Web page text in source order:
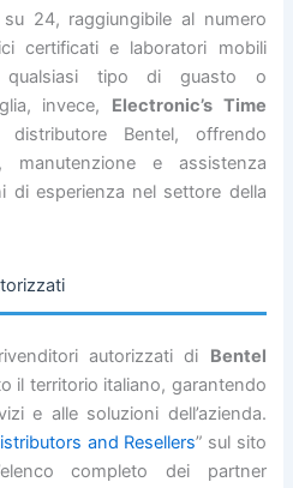
24, raggiungibile al numero
certificati e laboratori mobili
qualsiasi tipo di guasto o
invece, Electronic’s Time
distributore Bentel, offrendo
manutenzione e assistenza
di esperienza nel settore della
autorizzati di Bentel
il territorio italiano, garantendo
e alle soluzioni dell’azienda.
and Resellers” sul sito
completo dei partner